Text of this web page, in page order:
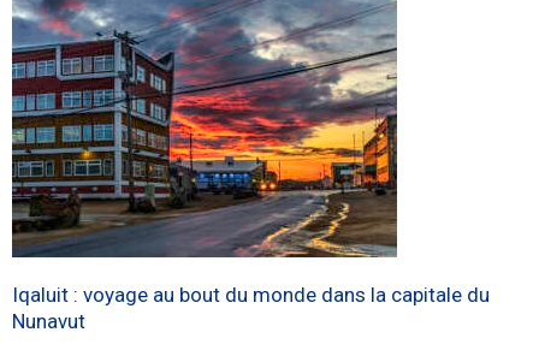
Iqaluit : voyage au bout du monde dans la capitale du
Nunavut